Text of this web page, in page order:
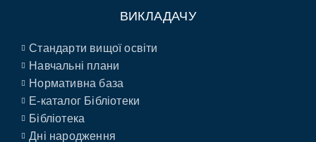
ВИКЛАДАЧУ
Стандарти вищої освіти
Навчальні плани
Нормативна база
E-каталог Бібліотеки
Бібліотека
Дні народження